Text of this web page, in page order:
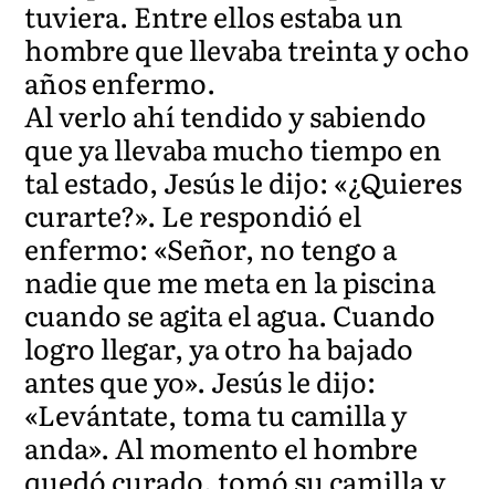
tuviera. Entre ellos estaba un
hombre que llevaba treinta y ocho
años enfermo.
Al verlo ahí tendido y sabiendo
que ya llevaba mucho tiempo en
tal estado, Jesús le dijo: «¿Quieres
curarte?». Le respondió el
enfermo: «Señor, no tengo a
nadie que me meta en la piscina
cuando se agita el agua. Cuando
logro llegar, ya otro ha bajado
antes que yo». Jesús le dijo:
«Levántate, toma tu camilla y
anda». Al momento el hombre
quedó curado, tomó su camilla y